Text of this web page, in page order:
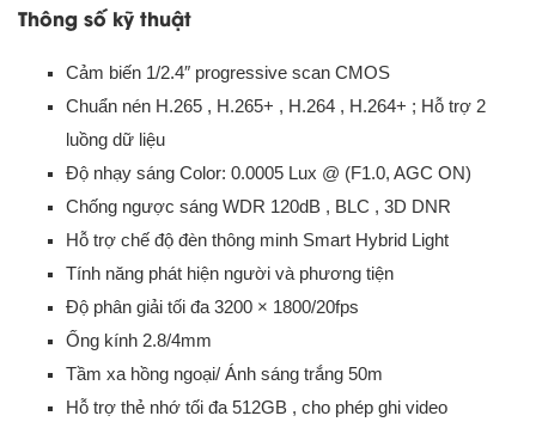
Thông số kỹ thuật
Cảm biến 1/2.4″ progressive scan CMOS
Chuẩn nén H.265 , H.265+ , H.264 , H.264+ ; Hỗ trợ 2
luồng dữ liệu
Độ nhạy sáng Color: 0.0005 Lux @ (F1.0, AGC ON)
Chống ngược sáng WDR 120dB , BLC , 3D DNR
Hỗ trợ chế độ đèn thông minh Smart Hybrid Light
Tính năng phát hiện người và phương tiện
Độ phân giải tối đa 3200 × 1800/20fps
Ống kính 2.8/4mm
Tầm xa hồng ngoại/ Ánh sáng trắng 50m
Hỗ trợ thẻ nhớ tối đa 512GB , cho phép ghi video